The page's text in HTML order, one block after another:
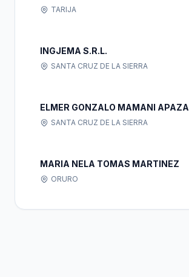
TARIJA
INGJEMA S.R.L.
SANTA CRUZ DE LA SIERRA
ELMER GONZALO MAMANI APAZA
SANTA CRUZ DE LA SIERRA
MARIA NELA TOMAS MARTINEZ
ORURO